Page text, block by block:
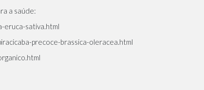
a saúde:
eruca-sativa.html
precoce-brassica-oleracea.html